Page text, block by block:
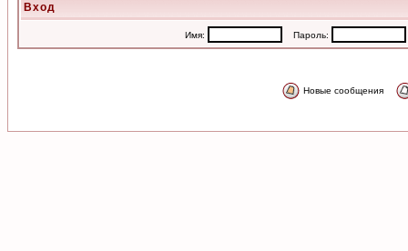
Вход
Имя: Пароль:
Новые сообщения